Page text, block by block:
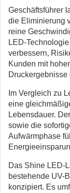
Geschäftsführer
die Eliminierung
reine
LED-
verbessern,
Kunden mit
Druckergebnisse
Im Vergleich zu
eine
Lebensdauer.
sowie die
Aufwärmphase
Das Shine LED-
bestehende UV-
konzipiert. Es